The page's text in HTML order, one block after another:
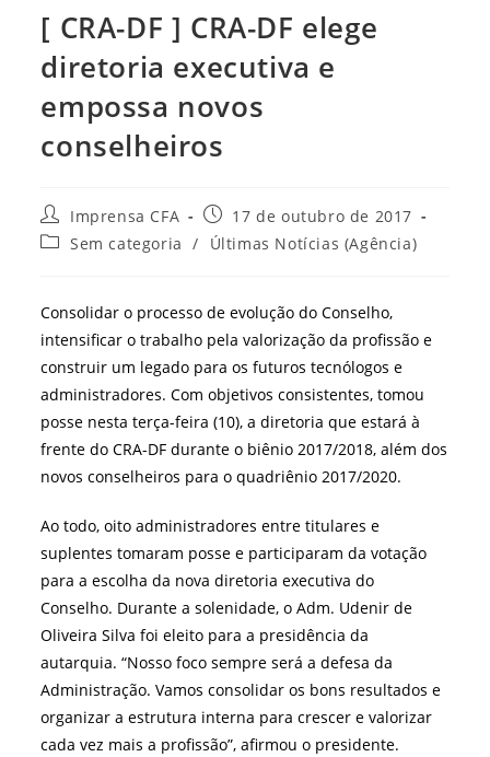
[ CRA-DF ] CRA-DF elege
diretoria executiva e
empossa novos
conselheiros
Autor
do
post:
Imprensa CFA
Post
publicado:
17 de outubro de 2017
Categoria
Sem categoria / Últimas Notícias (Agência)
Consolidar o processo de evolução do Conselho,
intensificar o trabalho pela valorização da profissão e
construir um legado para os futuros tecnólogos e
administradores. Com objetivos consistentes, tomou
posse nesta terça-feira (10), a diretoria que estará à
frente do CRA-DF durante o biênio 2017/2018, além dos
novos conselheiros para o quadriênio 2017/2020.
Ao todo, oito administradores entre titulares e
suplentes tomaram posse e participaram da votação
para a escolha da nova diretoria executiva do
Conselho. Durante a solenidade, o Adm. Udenir de
Oliveira Silva foi eleito para a presidência da
autarquia. “Nosso foco sempre será a defesa da
Administração. Vamos consolidar os bons resultados e
organizar a estrutura interna para crescer e valorizar
cada vez mais a profissão”, afirmou o presidente.